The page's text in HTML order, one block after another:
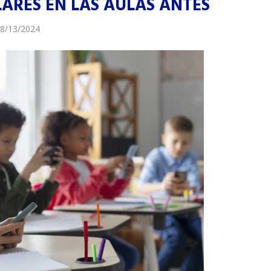
EN LAS AULAS ANTES
13/2024